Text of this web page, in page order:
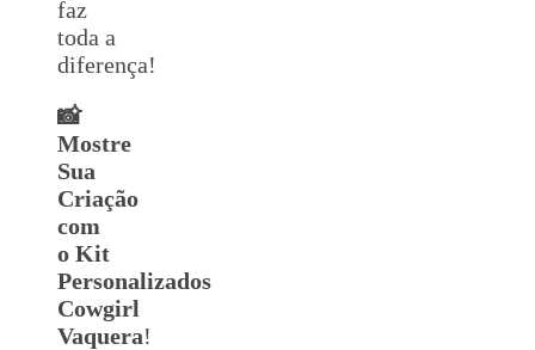
faz
toda a
diferença!
📸
Mostre
Sua
Criação
com
o Kit
Personalizados
Cowgirl
Vaquera!